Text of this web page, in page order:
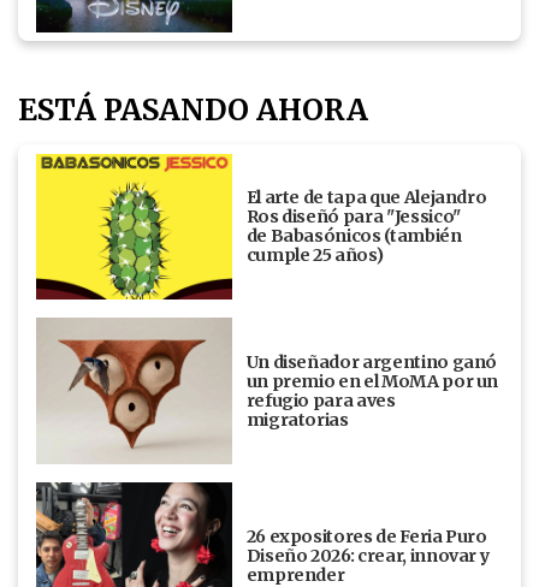
ESTÁ PASANDO AHORA
El arte de tapa que Alejandro
Ros diseñó para "Jessico"
de Babasónicos (también
cumple 25 años)
Un diseñador argentino ganó
un premio en el MoMA por un
refugio para aves
migratorias
26 expositores de Feria Puro
Diseño 2026: crear, innovar y
emprender